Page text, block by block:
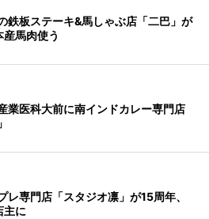
鉄板ステーキ&馬しゃぶ店「二巴」が
馬肉使う
業医科大前に南インドカレー専門店
レ専門店「スタジオ凛」が15周年、
主に